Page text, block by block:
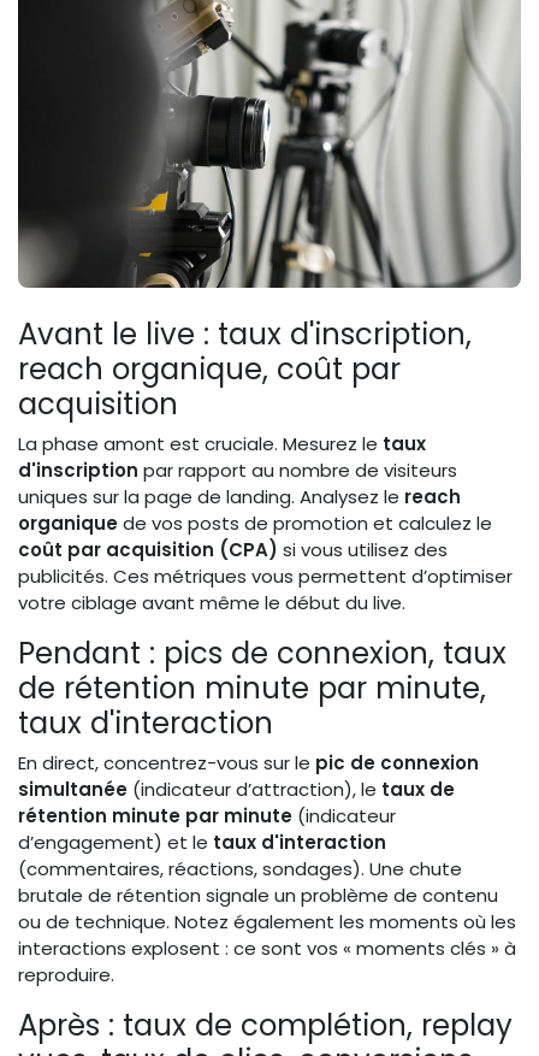
Avant le live : taux d'inscription,
reach organique, coût par
acquisition
La phase amont est cruciale. Mesurez le taux
d'inscription par rapport au nombre de visiteurs
uniques sur la page de landing. Analysez le reach
organiquede vos posts de promotion et calculez le
coût par acquisition (CPA) si vous utilisez des
publicités. Ces métriques vous permettent d’optimiser
votre ciblage avant même le début du live.
Pendant : pics de connexion, taux
de rétention minute par minute,
taux d'interaction
En direct, concentrez-vous sur le pic de connexion
simultanée (indicateur d’attraction), le taux de
rétention minute par minute (indicateur
d’engagement) et le taux d'interaction
(commentaires, réactions, sondages). Une chute
brutale de rétention signale un problème de contenu
ou de technique. Notez également les moments où les
interactions explosent : ce sont vos « moments clés » à
reproduire.
Après : taux de complétion, replay